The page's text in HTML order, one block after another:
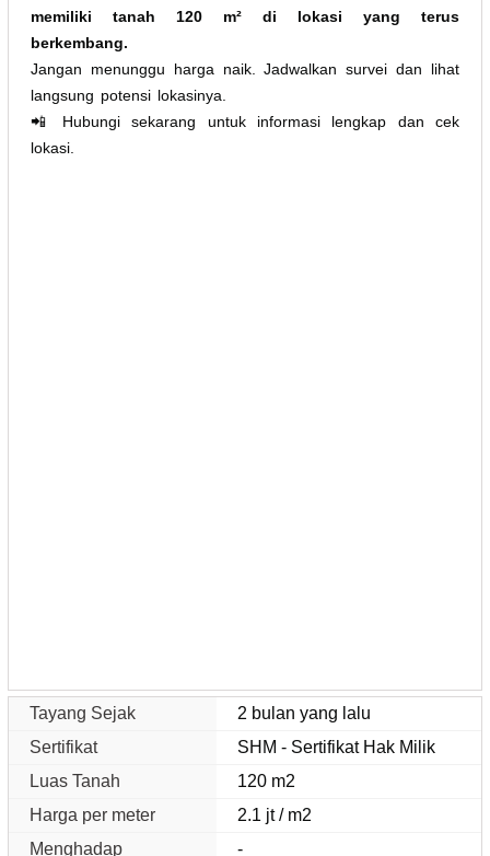
memiliki tanah 120 m² di lokasi yang terus
berkembang.
Jangan menunggu harga naik. Jadwalkan survei dan lihat
langsung potensi lokasinya.
📲 Hubungi sekarang untuk informasi lengkap dan cek
lokasi.
Tayang Sejak
2 bulan yang lalu
Sertifikat
SHM - Sertifikat Hak Milik
Luas Tanah
120 m2
Harga per meter
2.1 jt / m2
Menghadap
-